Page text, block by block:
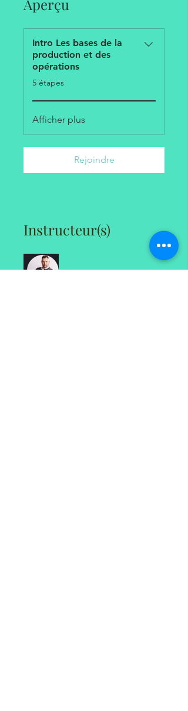
Aperçu
Intro Les bases de la
production et des
opérations
.
5 étapes
Afficher plus
Rejoindre
Instructeur(s)